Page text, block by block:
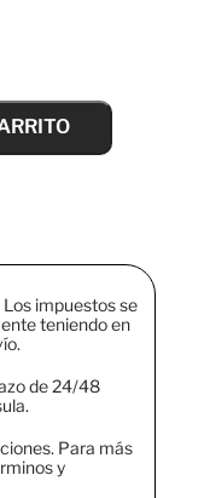
impuestos se
teniendo en
de 24/48
Para más
y